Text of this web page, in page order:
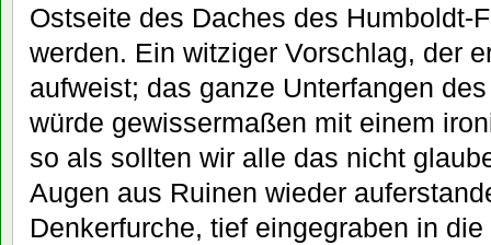
Ostseite des Daches des Humboldt-
werden. Ein witziger Vorschlag, der
aufweist; das ganze Unterfangen
würde gewissermaßen mit einem
so als sollten wir alle das nicht
Augen aus Ruinen wieder
Denkerfurche, tief eingegraben in